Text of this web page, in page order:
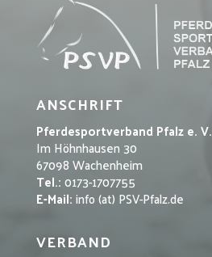
ANSCHRIFT
Pferdesportverband Pfalz e. V.
Im Höhnhausen 30
67098 Wachenheim
Tel.:0173-1707755
E-Mail:info (at) PSV-Pfalz.de
VERBAND